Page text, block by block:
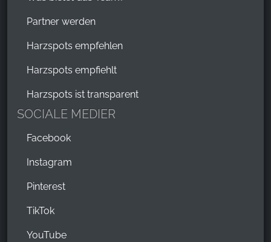
Partner werden
Harzspots empfehlen
Harzspots empfiehlt
Harzspots ist transparent
SOCIALE MEDIER
Facebook
Instagram
Pinterest
TikTok
YouTube